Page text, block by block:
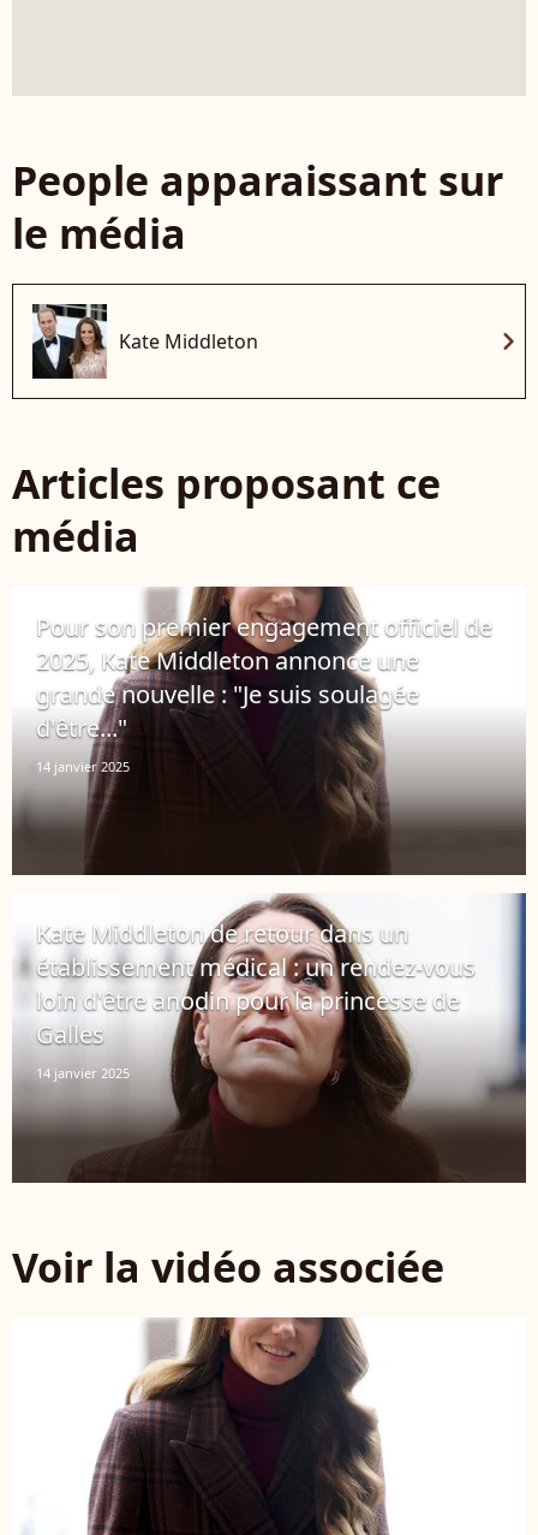
People apparaissant sur
le média
Kate Middleton chevron_right
Articles proposant ce
média
Pour son premier engagement officiel de
2025, Kate Middleton annonce une
grande nouvelle : "Je suis soulagée
d'être..."
14 janvier 2025
Kate Middleton de retour dans un
établissement médical : un rendez-vous
loin d'être anodin pour la princesse de
Galles
14 janvier 2025
Voir la vidéo associée